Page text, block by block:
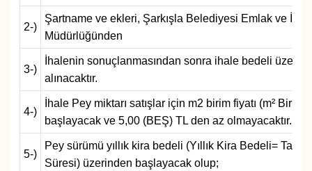
2-)
Şartname ve ekleri, Şarkışla Belediyesi Emlak ve
Müdürlüğünden
3-)
İhalenin sonuçlanmasından sonra ihale bedeli
alınacaktır.
4-)
İhale Pey miktarı satışlar için m2 birim fiyatı (m²
başlayacak ve 5,00 (BEŞ) TL den az olmayacaktır.
5-)
Pey sürümü yıllık kira bedeli (Yıllık Kira Bedeli=
Süresi) üzerinden başlayacak olup;
RESMİ İLANLAR
SAĞLIK
SİYASET
SOSYAL YARDIMLAR
SPONSORLU YAZI